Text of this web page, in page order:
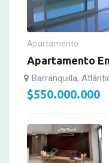
Apartamento
Apartamento
Barranquilla,
$550.000.000